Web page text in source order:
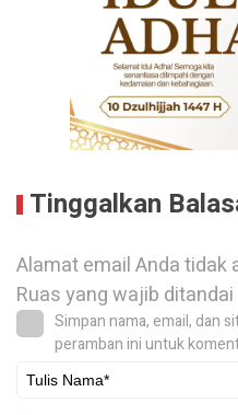
Tinggalkan
Alamat email Anda tidak
Ruas yang wajib ditandai
Simpan nama, email, dan
peramban ini untuk